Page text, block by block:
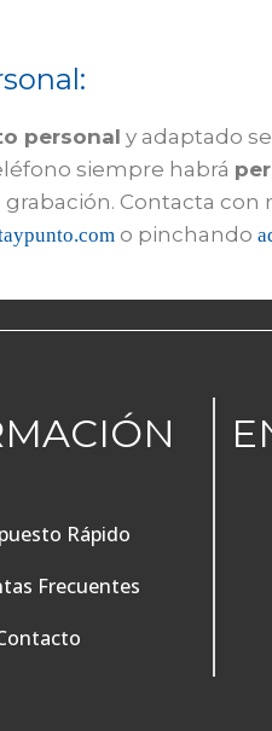
personal y adaptado
siempre habrá
Contacta con
o pinchando
Rápido
Frecuentes